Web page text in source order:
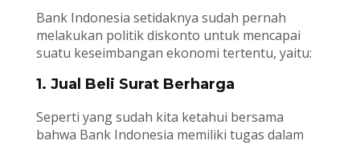
Bank Indonesia setidaknya sudah pernah
melakukan politik diskonto untuk mencapai
suatu keseimbangan ekonomi tertentu, yaitu:
1. Jual Beli Surat Berharga
Seperti yang sudah kita ketahui bersama
bahwa Bank Indonesia memiliki tugas dalam